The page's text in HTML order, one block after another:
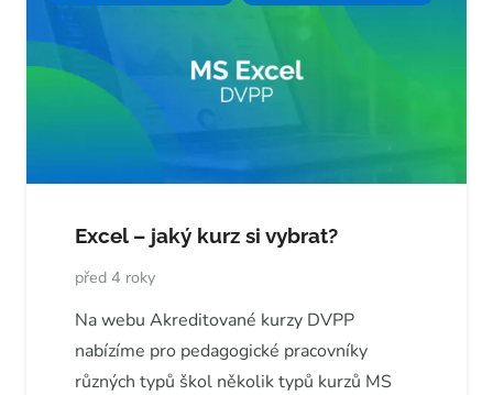
Excel – jaký kurz si vybrat?
před 4 roky
Na webu Akreditované kurzy DVPP
nabízíme pro pedagogické pracovníky
různých typů škol několik typů kurzů MS